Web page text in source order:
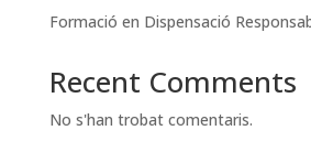
Formació en Dispensació
Recent Comments
No s'han trobat comentaris.